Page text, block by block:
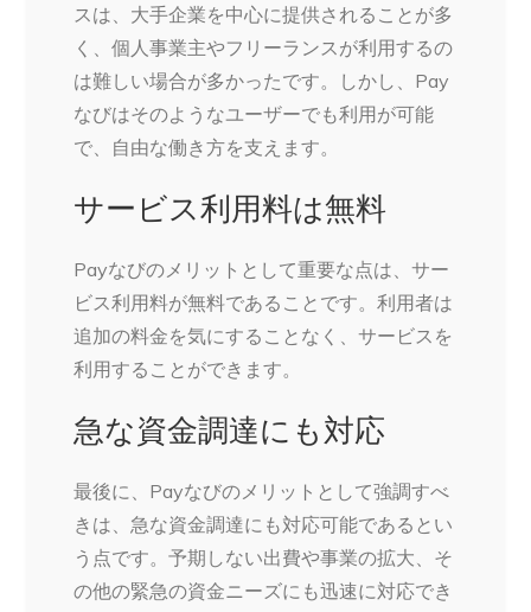
スは、大手企業を中心に提供されることが多
く、個人事業主やフリーランスが利用するの
は難しい場合が多かったです。しかし、Pay
なびはそのようなユーザーでも利用が可能
で、自由な働き方を支えます。
サービス利用料は無料
Payなびのメリットとして重要な点は、サー
ビス利用料が無料であることです。利用者は
追加の料金を気にすることなく、サービスを
利用することができます。
急な資金調達にも対応
最後に、Payなびのメリットとして強調すべ
きは、急な資金調達にも対応可能であるとい
う点です。予期しない出費や事業の拡大、そ
の他の緊急の資金ニーズにも迅速に対応でき